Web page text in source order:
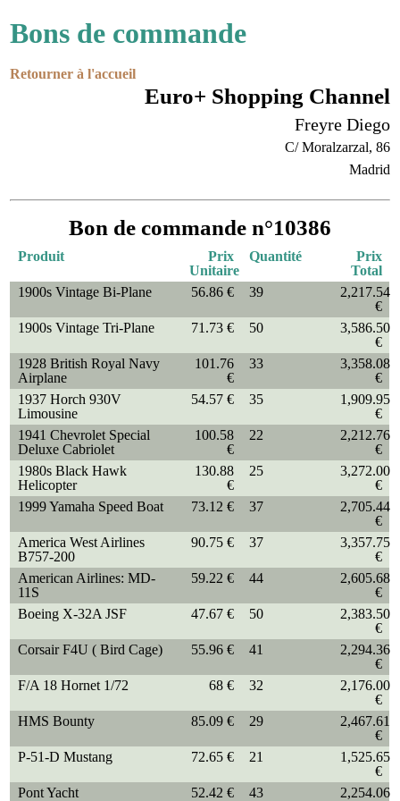
Bons de commande
Retourner à l'accueil
Euro+ Shopping Channel
Freyre Diego
C/ Moralzarzal, 86
Madrid
Bon de commande n°10386
Produit
Prix
Unitaire
Quantité
Prix
Total
1900s Vintage Bi-Plane
56.86 € 39
2,217.54
€
1900s Vintage Tri-Plane
71.73 € 50
3,586.50
€
1928 British Royal Navy
Airplane
101.76
€
33
3,358.08
€
1937 Horch 930V
Limousine
54.57 € 35
1,909.95
€
1941 Chevrolet Special
Deluxe Cabriolet
100.58
€
22
2,212.76
€
1980s Black Hawk
Helicopter
130.88
€
25
3,272.00
€
1999 Yamaha Speed Boat
73.12 € 37
2,705.44
€
America West Airlines
B757-200
90.75 € 37
3,357.75
€
American Airlines: MD-
11S
59.22 € 44
2,605.68
€
Boeing X-32A JSF
47.67 € 50
2,383.50
€
Corsair F4U ( Bird Cage)
55.96 € 41
2,294.36
€
F/A 18 Hornet 1/72
68 € 32
2,176.00
€
HMS Bounty
85.09 € 29
2,467.61
€
P-51-D Mustang
72.65 € 21
1,525.65
€
Pont Yacht
52.42 € 43
2,254.06